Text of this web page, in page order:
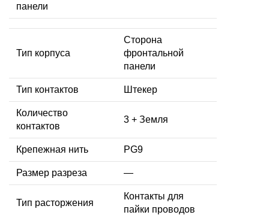
панели
Тип корпуса
Сторона
фронтальной
панели
Тип контактов Штекер
Количество
контактов
3 + Земля
Крепежная нить PG9
Размер разреза —
Тип расторжения
Контакты для
пайки проводов